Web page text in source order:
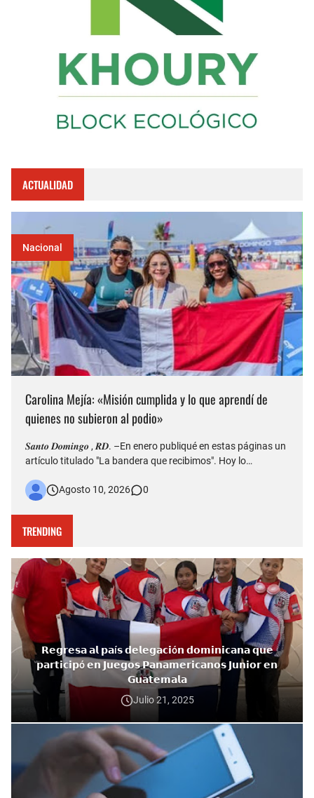
ACTUALIDAD
Nacional
Carolina Mejía: «Misión cumplida y lo que aprendí de
quienes no subieron al podio»
𝑺𝒂𝒏𝒕𝒐 𝑫𝒐𝒎𝒊𝒏𝒈𝒐 , 𝑹𝑫. –En enero publiqué en estas páginas un
artículo titulado "La bandera que recibimos". Hoy lo
cumplida. Pero déjenme contarles de este viaje hacia los
Agosto 10, 2026 0
TRENDING
𝗥𝗲𝗴𝗿𝗲𝘀𝗮 𝗮𝗹 𝗽𝗮í𝘀 𝗱𝗲𝗹𝗲𝗴𝗮𝗰𝗶ó𝗻 𝗱𝗼𝗺𝗶𝗻𝗶𝗰𝗮𝗻𝗮 𝗾𝘂𝗲
𝗽𝗮𝗿𝘁𝗶𝗰𝗶𝗽ó 𝗲𝗻 𝗝𝘂𝗲𝗴𝗼𝘀 𝗣𝗮𝗻𝗮𝗺𝗲𝗿𝗶𝗰𝗮𝗻𝗼𝘀 𝗝𝘂𝗻𝗶𝗼𝗿 𝗲𝗻
𝗚𝘂𝗮𝘁𝗲𝗺𝗮𝗹𝗮
Julio 21, 2025